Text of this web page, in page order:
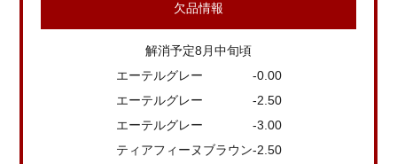
欠品情報
解消予定8月中旬頃
エーテルグレー -0.00
エーテルグレー -2.50
エーテルグレー -3.00
ティアフィーヌブラウン-2.50